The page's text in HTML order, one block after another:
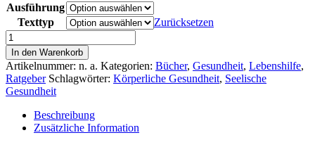
bis
22,00 €
Ausführung
Texttyp
Zurücksetzen
Plüss,
Gabriella:
Trennkost
für
Berufstätige
Menge
In den Warenkorb
Artikelnummer: n. a. Kategorien: Bücher, Gesundheit, Lebenshilfe,
Ratgeber Schlagwörter: Körperliche Gesundheit, Seelische
Gesundheit
Beschreibung
Zusätzliche Information